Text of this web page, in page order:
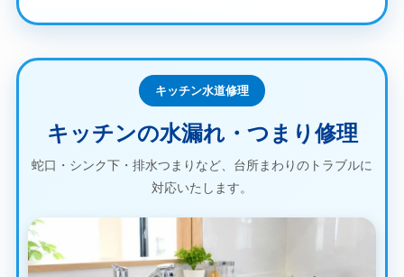
キッチン水道修理
キッチンの水漏れ・つまり修理
蛇口・シンク下・排水つまりなど、台所まわりのトラブルに
対応いたします。